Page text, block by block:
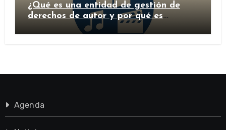
¿Qué es una entidad de gestión de
derechos de autor y por qué es
importante?
Agenda